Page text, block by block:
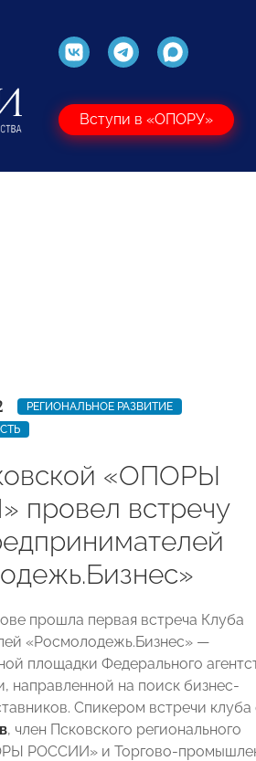
Вступи в «ОПОРУ»
РЕГИОНАЛЬНОЕ РАЗВИТИЕ
«ОПОРЫ
провел встречу
прошла первая встреча Клуба
«Росмолодежь.Бизнес» —
площадки Федерального
направленной на поиск бизнес-
Спикером встречи клуба
, член Псковского регионального
РОССИИ» и Торгово-